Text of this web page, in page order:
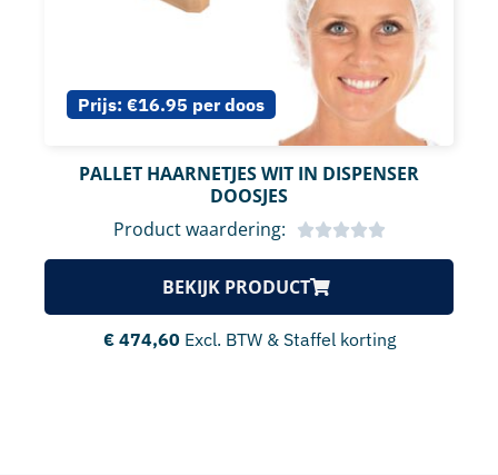
Prijs: €16.95 per doos
PALLET HAARNETJES WIT IN DISPENSER
DOOSJES
Product waardering:
BEKIJK PRODUCT
€474,60 Excl. BTW & Staffel korting